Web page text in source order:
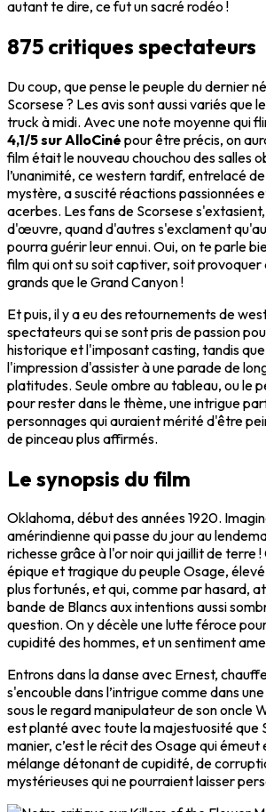
autant te dire, ce fut un sacré rodéo !
875 critiques spectateurs
Du coup, que pense le peuple du dernier
Scorsese ? Les avis sont aussi variés que
truck à midi. Avec une note moyenne qui
4,1/5 sur AlloCiné pour être précis, on
film était le nouveau chouchou des salles
l’unanimité, ce western tardif, entrelacé
mystère, a suscité réactions passionnées
acerbes. Les fans de Scorsese
d'œuvre, quand d'autres s'exclament
pourra guérir leur ennui. Oui, on te parle
film qui ont su soit captiver, soit provoquer
grands que le Grand Canyon !
Et puis, il y a eu des retournements de
spectateurs qui se sont pris de passion
historique et l'imposant casting, tandis que
l'impression d'assister à une parade de
platitudes. Seule ombre au tableau, ou le
pour rester dans le thème, une intrigue
personnages qui auraient mérité d'être
de pinceau plus affirmés.
Le synopsis du film
Oklahoma, début des années 1920.
amérindienne qui passe du jour au
richesse grâce à l'or noir qui jaillit de terre !
épique et tragique du peuple Osage,
plus fortunés, et qui, comme par hasard,
bande de Blancs aux intentions aussi
question. On y décèle une lutte féroce
cupidité des hommes, et un sentiment
Entrons dans la danse avec Ernest,
s'encouble dans l’intrigue comme dans
sous le regard manipulateur de son oncle
est planté avec toute la majestuosité que
manier, c’est le récit des Osage qui
mélange détonant de cupidité, de
mystérieuses qui ne pourraient laisser